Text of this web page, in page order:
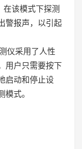
在该模式下探测
警报声，以引起
仪采用了人性
用户只需要按下
启动和停止设
式。